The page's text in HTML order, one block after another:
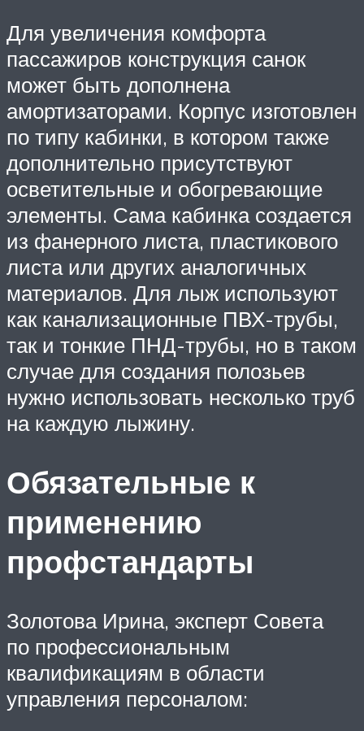
Для увеличения комфорта
пассажиров конструкция санок
может быть дополнена
амортизаторами. Корпус изготовлен
по типу кабинки, в котором также
дополнительно присутствуют
осветительные и обогревающие
элементы. Сама кабинка создается
из фанерного листа, пластикового
листа или других аналогичных
материалов. Для лыж используют
как канализационные ПВХ-трубы,
так и тонкие ПНД-трубы, но в таком
случае для создания полозьев
нужно использовать несколько труб
на каждую лыжину.
Обязательные к
применению
профстандарты
Золотова Ирина, эксперт Совета
по профессиональным
квалификациям в области
управления персоналом: